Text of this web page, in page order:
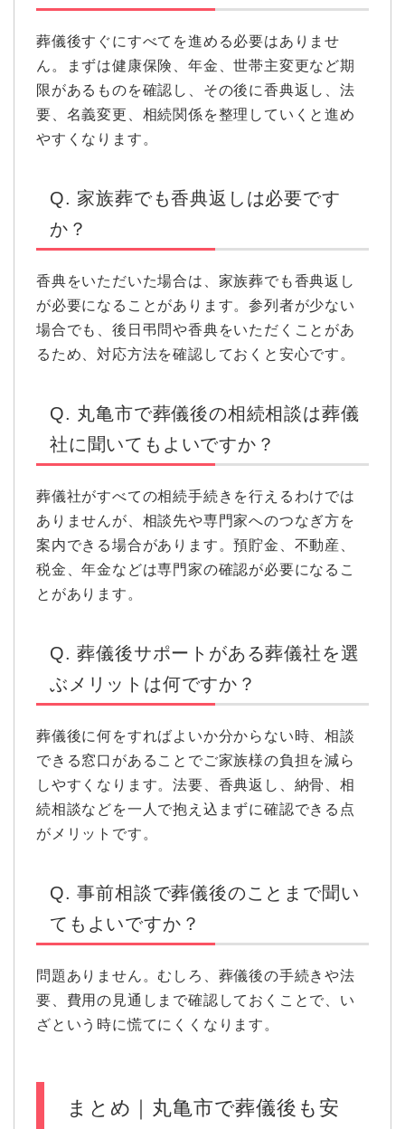
葬儀後すぐにすべてを進める必要はありませ
ん。まずは健康保険、年金、世帯主変更など期
限があるものを確認し、その後に香典返し、法
要、名義変更、相続関係を整理していくと進め
やすくなります。
Q. 家族葬でも香典返しは必要です
か？
香典をいただいた場合は、家族葬でも香典返し
が必要になることがあります。参列者が少ない
場合でも、後日弔問や香典をいただくことがあ
るため、対応方法を確認しておくと安心です。
Q. 丸亀市で葬儀後の相続相談は葬儀
社に聞いてもよいですか？
葬儀社がすべての相続手続きを行えるわけでは
ありませんが、相談先や専門家へのつなぎ方を
案内できる場合があります。預貯金、不動産、
税金、年金などは専門家の確認が必要になるこ
とがあります。
Q. 葬儀後サポートがある葬儀社を選
ぶメリットは何ですか？
葬儀後に何をすればよいか分からない時、相談
できる窓口があることでご家族様の負担を減ら
しやすくなります。法要、香典返し、納骨、相
続相談などを一人で抱え込まずに確認できる点
がメリットです。
Q. 事前相談で葬儀後のことまで聞い
てもよいですか？
問題ありません。むしろ、葬儀後の手続きや法
要、費用の見通しまで確認しておくことで、い
ざという時に慌てにくくなります。
まとめ｜丸亀市で葬儀後も安